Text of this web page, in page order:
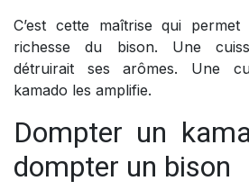
C’est cette maîtrise qui
richesse du bison. Une
détruirait ses arômes. Une
kamado les amplifie.
Dompter un
dompter un bison